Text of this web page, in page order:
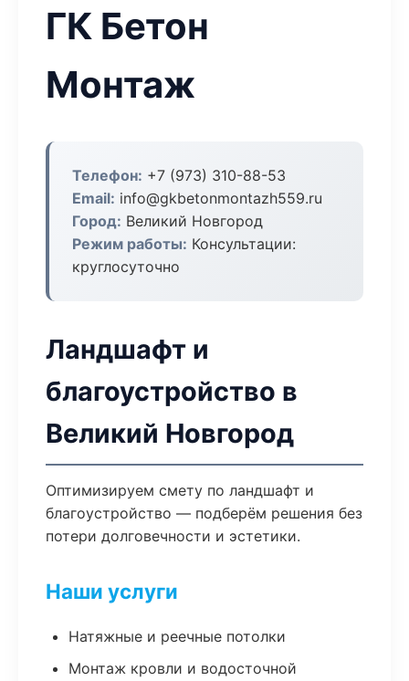
ГК Бетон
Монтаж
Телефон: +7 (973) 310-88-53
Email: info@gkbetonmontazh559.ru
Город: Великий Новгород
Режим работы: Консультации:
круглосуточно
Ландшафт и
благоустройство в
Великий Новгород
Оптимизируем смету по ландшафт и
благоустройство — подберём решения без
потери долговечности и эстетики.
Наши услуги
Натяжные и реечные потолки
Монтаж кровли и водосточной